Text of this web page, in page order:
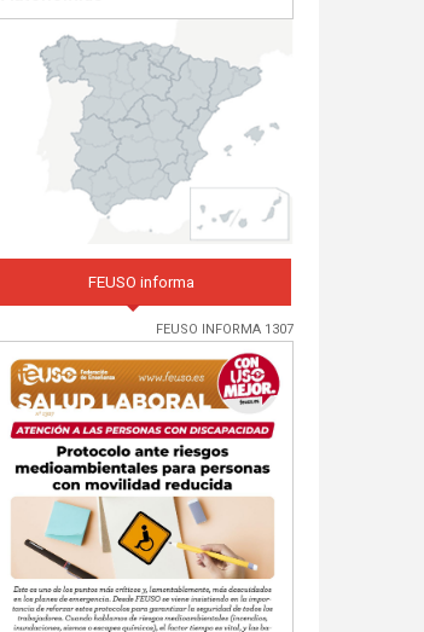
FEUSO informa
FEUSO INFORMA 1307